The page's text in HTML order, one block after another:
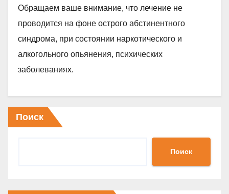
Обращаем ваше внимание, что лечение не
проводится на фоне острого абстинентного
синдрома, при состоянии наркотического и
алкогольного опьянения, психических
заболеваниях.
Поиск
Поиск